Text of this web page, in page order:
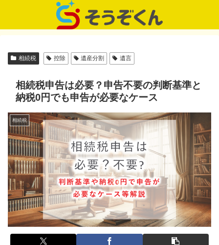
相続税 控除 遺産分割 遺言
相続税申告は必要？申告不要の判断基準と
納税0円でも申告が必要なケース
相続税